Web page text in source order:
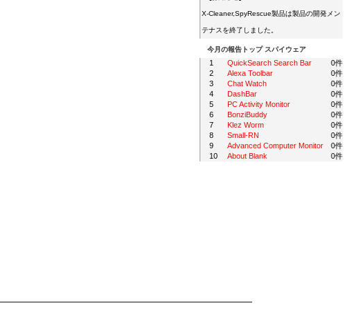
X-Cleaner,SpyRescue製品は製品の開発メン
テナスを終了しました。
今月の報告トップ スパイウェア
1 QuickSearch Search Bar
0件
2
Alexa Toolbar
0件
3
Chat Watch
0件
4
DashBar
0件
5
PC Activity Monitor
0件
6
BonziBuddy
0件
7
Klez Worm
0件
8
Small-RN
0件
9
Advanced Computer Monitor
0件
10
About Blank 0件